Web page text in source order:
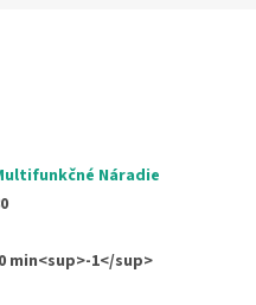
Náradie
min<sup>-1</sup>